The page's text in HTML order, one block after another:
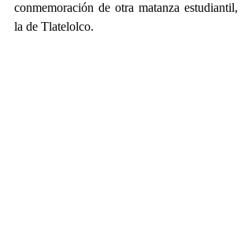
conmemoración de otra matanza estudiantil,
la de Tlatelolco.